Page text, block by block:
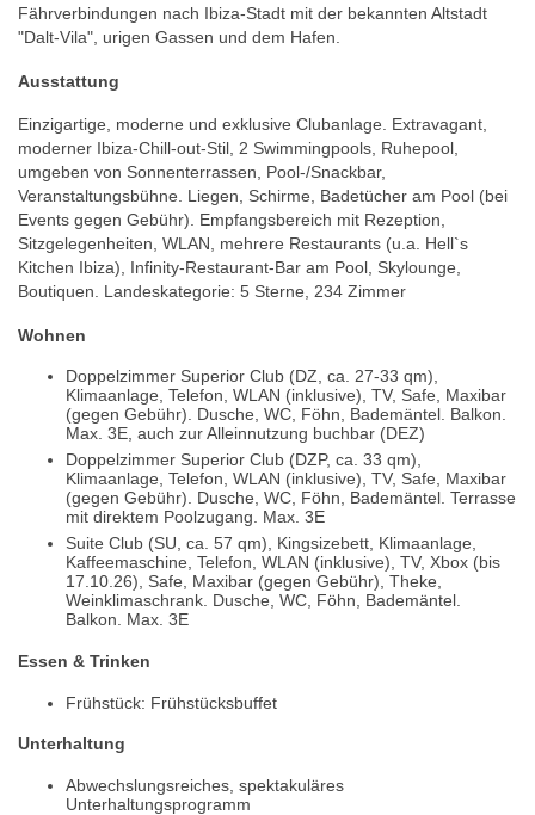
Fährverbindungen nach Ibiza-Stadt mit der bekannten Altstadt
"Dalt-Vila", urigen Gassen und dem Hafen.
Ausstattung
Einzigartige, moderne und exklusive Clubanlage. Extravagant,
moderner Ibiza-Chill-out-Stil, 2 Swimmingpools, Ruhepool,
umgeben von Sonnenterrassen, Pool-/Snackbar,
Veranstaltungsbühne. Liegen, Schirme, Badetücher am Pool (bei
Events gegen Gebühr). Empfangsbereich mit Rezeption,
Sitzgelegenheiten, WLAN, mehrere Restaurants (u.a. Hell`s
Kitchen Ibiza), Infinity-Restaurant-Bar am Pool, Skylounge,
Boutiquen. Landeskategorie: 5 Sterne, 234 Zimmer
Wohnen
Doppelzimmer Superior Club (DZ, ca. 27-33 qm),
Klimaanlage, Telefon, WLAN (inklusive), TV, Safe, Maxibar
(gegen Gebühr). Dusche, WC, Föhn, Bademäntel. Balkon.
Max. 3E, auch zur Alleinnutzung buchbar (DEZ)
Doppelzimmer Superior Club (DZP, ca. 33 qm),
Klimaanlage, Telefon, WLAN (inklusive), TV, Safe, Maxibar
(gegen Gebühr). Dusche, WC, Föhn, Bademäntel. Terrasse
mit direktem Poolzugang. Max. 3E
Suite Club (SU, ca. 57 qm), Kingsizebett, Klimaanlage,
Kaffeemaschine, Telefon, WLAN (inklusive), TV, Xbox (bis
17.10.26), Safe, Maxibar (gegen Gebühr), Theke,
Weinklimaschrank. Dusche, WC, Föhn, Bademäntel.
Balkon. Max. 3E
Essen & Trinken
Frühstück: Frühstücksbuffet
Unterhaltung
Abwechslungsreiches, spektakuläres
Unterhaltungsprogramm